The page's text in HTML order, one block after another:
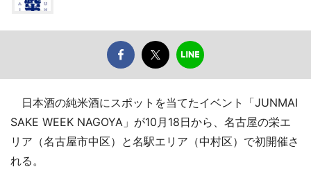
日本酒の純米酒にスポットを当てたイベント「JUNMAI
SAKE WEEK NAGOYA」が10月18日から、名古屋の栄エ
リア（名古屋市中区）と名駅エリア（中村区）で初開催さ
れる。